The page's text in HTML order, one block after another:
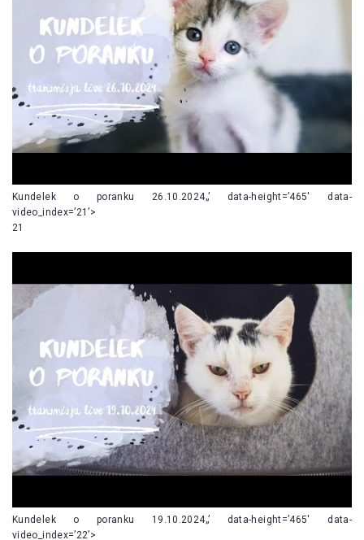
Kundelek o poranku 26.10.2024„’ data-height=’465′ data-
video_index=’21’>
21
Kundelek o poranku 19.10.2024„’ data-height=’465′ data-
video_index=’22’>